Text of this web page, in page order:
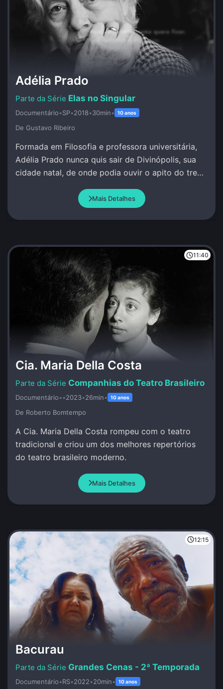
Adélia Prado
Elas no Singular
Documentário•SP•2018•30min• 10 anos
De Gustavo Ribeiro
Formada em Filosofia e professora universitária,
Adélia Prado nunca quis sair de Divinópolis, sua
cidade natal, de onde podia ouvir o apito do trem
Mais Detalhes
11:40
Cia. Maria Della Costa
Companhias do Teatro Brasileiro
Documentário••2023•26min• 10 anos
De Roberto Bomtempo
A Cia. Maria Della Costa rompeu com o teatro
tradicional e criou um dos melhores repertórios
do teatro brasileiro moderno.
Mais Detalhes
12:15
Bacurau
Grandes Cenas - 2ª Temporada
Documentário•RS•2022•20min• 10 anos